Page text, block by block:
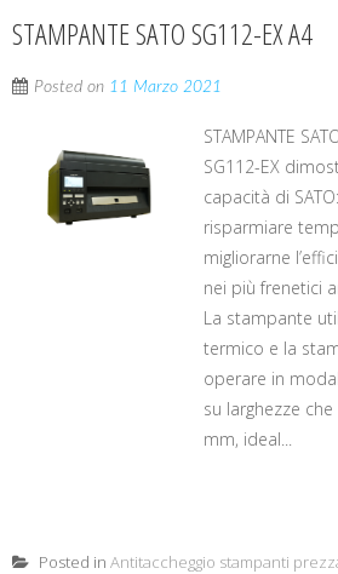
STAMPANTE SATO SG112-EX A4
Posted on 11 Marzo 2021
STAMPANTE
SG112-EX
capacità di
risparmiare
migliorarne
nei più frenetici
La stampante
termico e la
operare in
su larghezze
mm, ideal...
Posted in Antitaccheggio stampanti